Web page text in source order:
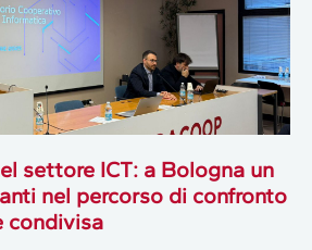
settore ICT: a Bologna un
nel percorso di confronto
condivisa